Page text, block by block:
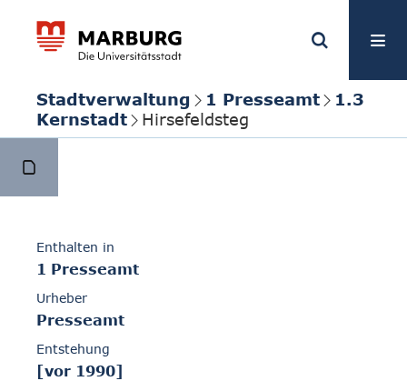
Stadtverwaltung 1 Presseamt
1.3
Kernstadt
Hirsefeldsteg
Enthalten in
1 Presseamt
Urheber
Presseamt
Entstehung
[vor 1990]